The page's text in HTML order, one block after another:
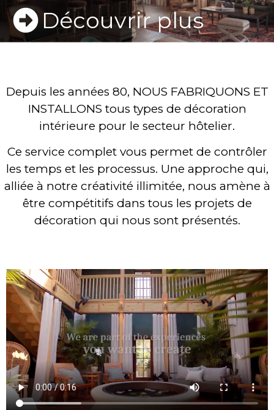
Découvrir plus
Depuis les années 80, NOUS FABRIQUONS ET
INSTALLONS tous types de décoration
intérieure pour le secteur hôtelier.
Ce service complet vous permet de contrôler
les temps et les processus. Une approche qui,
alliée à notre créativité illimitée, nous amène à
être compétitifs dans tous les projets de
décoration qui nous sont présentés.